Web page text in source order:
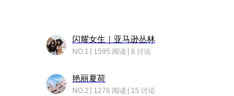
闪耀女生｜亚马逊丛林
NO.1 1595 阅读 8 讨论
艳丽夏荷
NO.2 1276 阅读 15 讨论